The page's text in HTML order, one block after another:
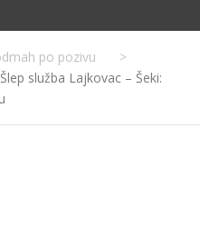
po pozivu
>
Šlep služba Lajkovac – Šeki: